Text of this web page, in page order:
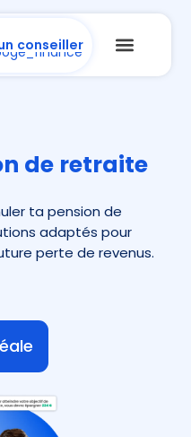
conseiller
de retraite
ta pension de
adaptés pour
perte de revenus.